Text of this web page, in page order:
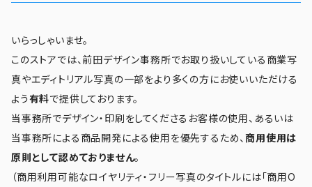
いらっしゃいませ。
このストアでは、前田デザイン事務所でお取り扱いしている商業写
真やエディトリアル写真の一部をより多くの方にお使いいただける
よう有料で提供しております。
当事務所でデザイン・印刷をしてくださるお客様の使用、あるいは
当事務所による商品開発による使用を優先するため、商用使用は
原則として認めておりません。
（商用利用可能なロイヤリティ・フリー写真のタイトルには「商用O